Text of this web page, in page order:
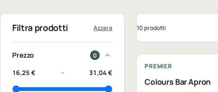
Filtra prodotti Azzera
Prezzo 0
16,25 € - 31,04 €
10 prodotti
Personalizzabile
PREMIER
Colours Bar Apron